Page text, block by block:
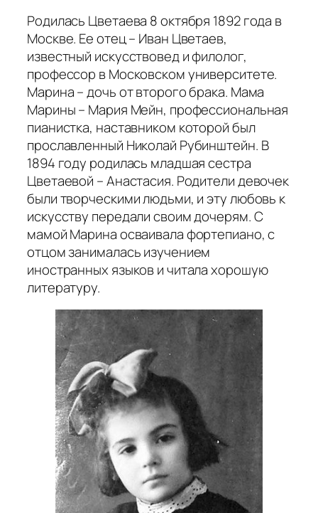
Родилась Цветаева 8 октября 1892 года в
Москве. Ее отец – Иван Цветаев,
известный искусствовед и филолог,
профессор в Московском университете.
Марина – дочь от второго брака. Мама
Марины – Мария Мейн, профессиональная
пианистка, наставником которой был
прославленный Николай Рубинштейн. В
1894 году родилась младшая сестра
Цветаевой – Анастасия. Родители девочек
были творческими людьми, и эту любовь к
искусству передали своим дочерям. С
мамой Марина осваивала фортепиано, с
отцом занималась изучением
иностранных языков и читала хорошую
литературу.